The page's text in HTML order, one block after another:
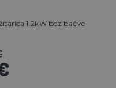
1.2kW bez bačve